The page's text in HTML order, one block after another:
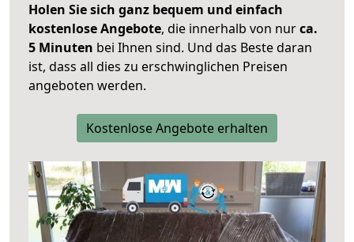
Holen Sie sich ganz bequem und einfach
kostenlose Angebote, die innerhalb von nurca.
5 Minuten bei Ihnen sind. Und das Beste daran
ist, dass all dies zu erschwinglichen Preisen
angeboten werden.
Kostenlose Angebote erhalten